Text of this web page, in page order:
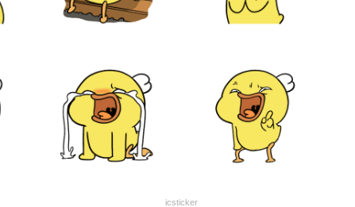
icsticker